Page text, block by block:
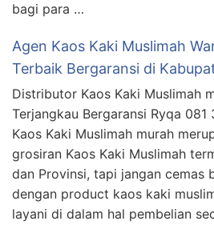
bagi para …
Agen Kaos Kaki Muslimah
Terbaik Bergaransi di
Distributor Kaos Kaki Muslimah
Terjangkau Bergaransi Ryqa
Kaos Kaki Muslimah murah
grosiran Kaos Kaki Muslimah
dan Provinsi, tapi jangan cemas
dengan product kaos kaki
layani di dalam hal pembelian